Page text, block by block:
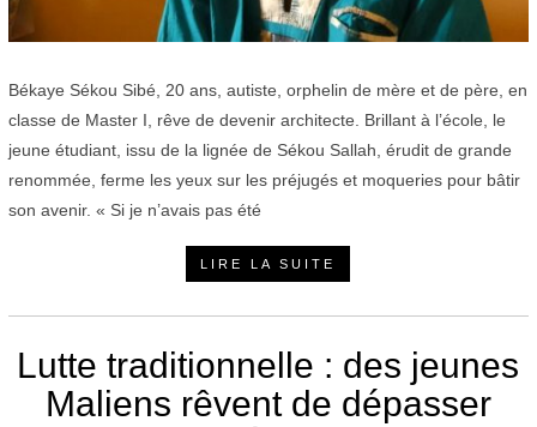
Békaye Sékou Sibé, 20 ans, autiste, orphelin de mère et de père, en
classe de Master I, rêve de devenir architecte. Brillant à l’école, le
jeune étudiant, issu de la lignée de Sékou Sallah, érudit de grande
renommée, ferme les yeux sur les préjugés et moqueries pour bâtir
son avenir. « Si je n’avais pas été
LIRE LA SUITE
Lutte traditionnelle : des jeunes
Maliens rêvent de dépasser